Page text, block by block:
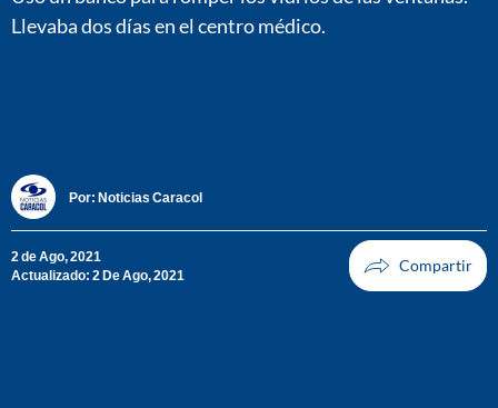
Llevaba dos días en el centro médico.
Por: Noticias Caracol
2 de Ago, 2021
Actualizado: 2 De Ago, 2021